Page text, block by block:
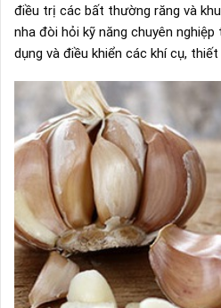
điều trị các bất thường răng và
nha đòi hỏi kỹ năng chuyên
dụng và điều khiển các khí cụ,